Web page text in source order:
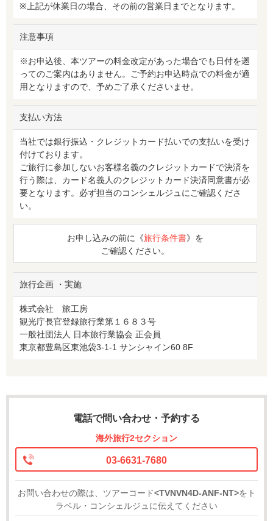
※上記が休業日の場合、その前の営業日までとなります。
注意事項
※お申込後、本ツアーの料金改定があった場合でも日付を遡
ってのご案内はありません。ご予約お申込時点での料金が適
用となりますので、予めご了承くださいませ。
支払い方法
当社では銀行振込・クレジットカード払いでの支払いを受け
付けております。
ご旅行に参加しないお客様名義のクレジットカードで決済を
行う際は、カード名義人のクレジットカード決済同意書が必
要となります。必ず担当のコンシェルジュにご確認くださ
い。
お申し込みの前に《旅行条件書》を
ご確認ください。
旅行企画 ・実施
株式会社 旅工房
観光庁長官登録旅行業第１６８３号
一般社団法人 日本旅行業協会 正会員
東京都豊島区東池袋3-1-1 サンシャイン60 8F
電話で問い合わせ・予約する
海外旅行2セクション
03-6631-7680
お問い合わせの際は、ツアーコード<TVNVN4D-ANF-NT>をト
ラベル・コンシェルジュに伝えてください